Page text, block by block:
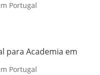
Portugal
para Academia em
Portugal